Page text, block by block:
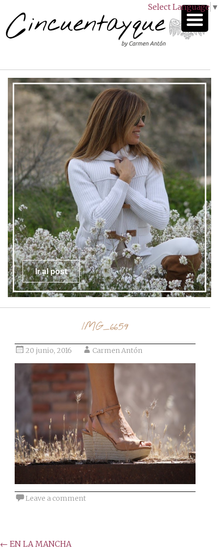
Select Language ▼
Ir al post
IMG_6659
20 junio, 2016 Carmen Antón
Leave a comment
Post
← EN LA MANCHA